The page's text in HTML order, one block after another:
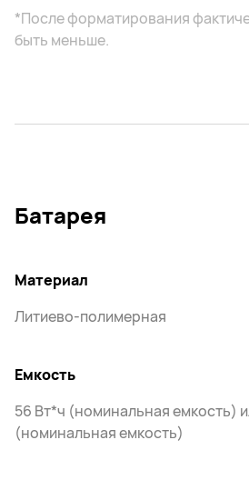
*После форматирования
быть меньше.
Батарея
Материал
Литиево-полимерная
Емкость
56 Вт*ч (номинальная емкость)
(номинальная емкость)